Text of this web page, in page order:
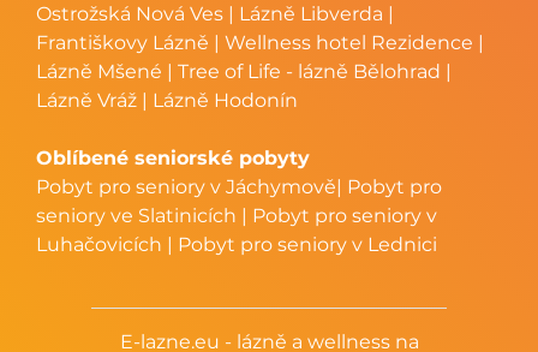
Ostrožská Nová Ves | Lázně Libverda |
Františkovy Lázně | Wellness hotel Rezidence |
Lázně Mšené | Tree of Life - lázně Bělohrad |
Lázně Vráž | Lázně Hodonín
Oblíbené seniorské pobyty
Pobyt pro seniory v Jáchymově| Pobyt pro
seniory ve Slatinicích | Pobyt pro seniory v
Luhačovicích | Pobyt pro seniory v Lednici
E-lazne.eu - lázně a wellness na